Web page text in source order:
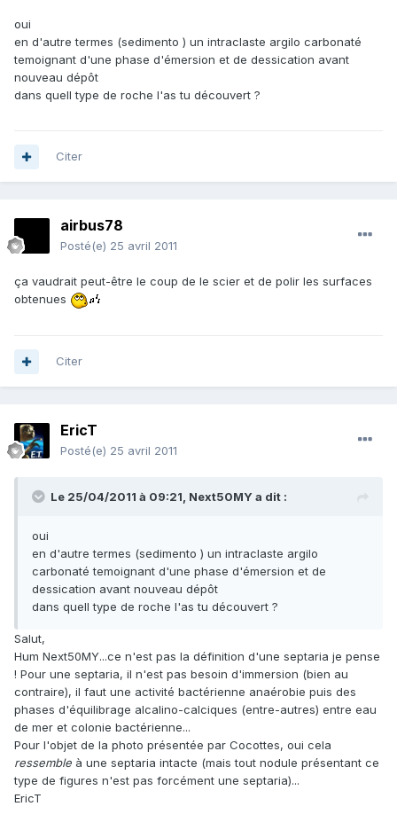
oui
en d'autre termes (sedimento ) un intraclaste argilo carbonaté
temoignant d'une phase d'émersion et de dessication avant
nouveau dépôt
dans quell type de roche l'as tu découvert ?
Citer
airbus78
Posté(e) 25 avril 2011
ça vaudrait peut-être le coup de le scier et de polir les surfaces
obtenues
Citer
EricT
Posté(e) 25 avril 2011
Le 25/04/2011 à 09:21, Next50MY a dit :
oui
en d'autre termes (sedimento ) un intraclaste argilo
carbonaté temoignant d'une phase d'émersion et de
dessication avant nouveau dépôt
dans quell type de roche l'as tu découvert ?
Salut,
Hum Next50MY...ce n'est pas la définition d'une septaria je pense
! Pour une septaria, il n'est pas besoin d'immersion (bien au
contraire), il faut une activité bactérienne anaérobie puis des
phases d'équilibrage alcalino-calciques (entre-autres) entre eau
de mer et colonie bactérienne...
Pour l'objet de la photo présentée par Cocottes, oui cela
ressemble à une septaria intacte (mais tout nodule présentant ce
type de figures n'est pas forcément une septaria)...
EricT